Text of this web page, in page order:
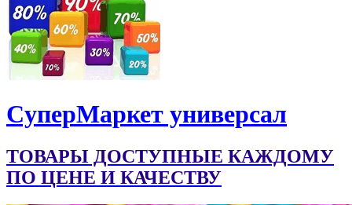
CуперМаркет универсал
ТОВАРЫ ДОСТУПНЫЕ КАЖДОМУ
ПО ЦЕНЕ И КАЧЕСТВУ